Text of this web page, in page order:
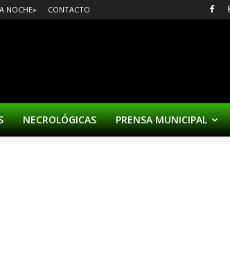
NOCHE» CONTACTO
NECROLÓGICAS PRENSA MUNICIPAL